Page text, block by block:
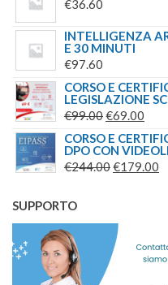
€36.60
INTELLIGENZA
E 30 MINUTI
€97.60
CORSO E
LEGISLAZIONE
€99.00IL
PREZZO
ERA:
€69.00
È:
CORSO E
DPO CON
€244.00IL
ERA:
€244.00.
€179.00
SUPPORTO